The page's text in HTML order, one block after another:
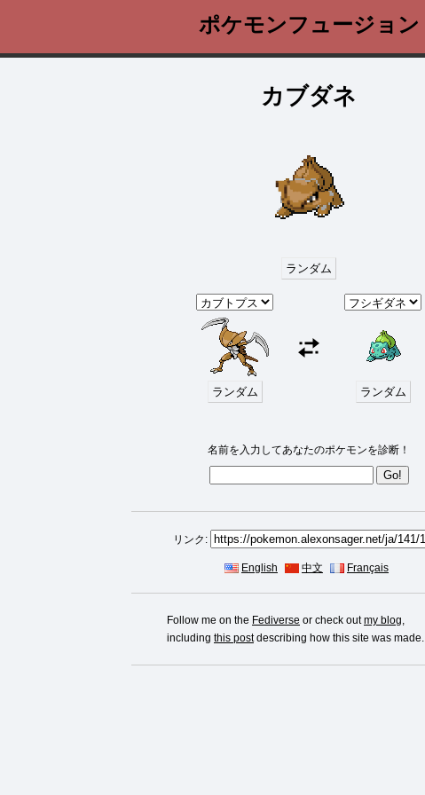
ポケモンフュージョン
カブダネ
ランダム
ランダム ランダム
名前を入力してあなたのポケモンを診断！
リンク:
English 中文 Français
Follow me on the Fediverse or check outmy blog,
including this postdescribing how this site was made.